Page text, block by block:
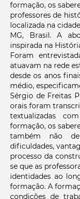
formação, os
professores de
localizada na
MG, Brasil. A
inspirada na
Foram
atuavam na rede
desde os anos
médio,
Sérgio de Freitas
orais foram
textualizadas
formação, os
também não
dificuldades,
processo da
se que as
identidades ao
formação. A
condições de